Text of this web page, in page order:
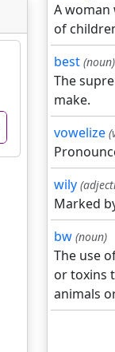
A woman
of
best (noun)
The
make.
vowelize
wily
Marked
bw (noun)
The use
or toxins
animals